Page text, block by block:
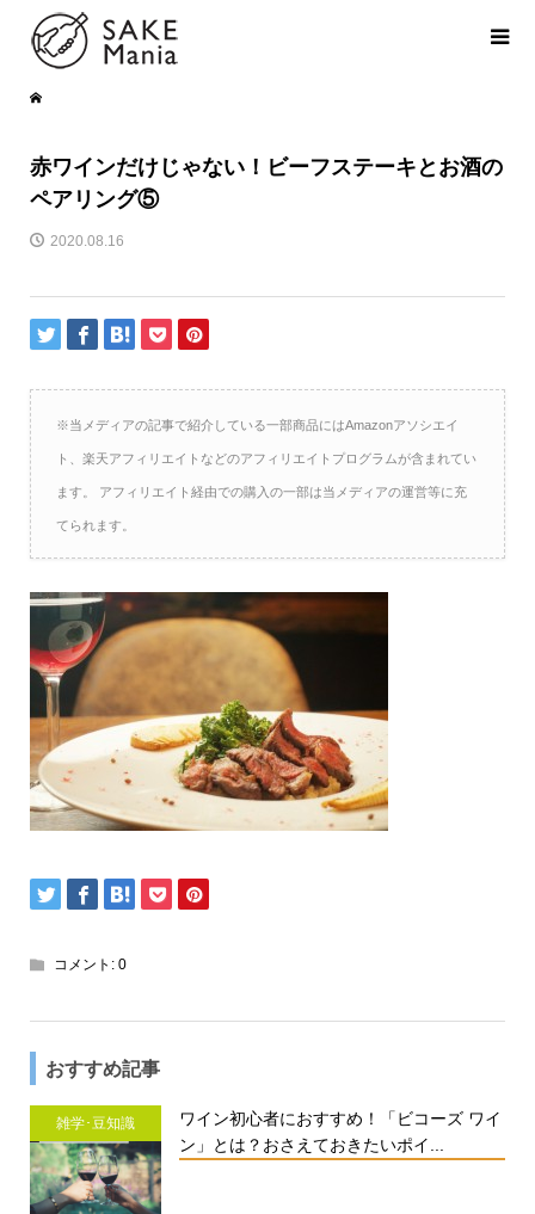
赤ワインだけじゃない！ビーフステーキとお酒の
ペアリング⑤
2020.08.16
※当メディアの記事で紹介している一部商品にはAmazonアソシエイ
ト、楽天アフィリエイトなどのアフィリエイトプログラムが含まれてい
ます。 アフィリエイト経由での購入の一部は当メディアの運営等に充
てられます。
コメント: 0
おすすめ記事
雑学･豆知識
ワイン初心者におすすめ！「ビコーズ ワイ
ン」とは？おさえておきたいポイ...